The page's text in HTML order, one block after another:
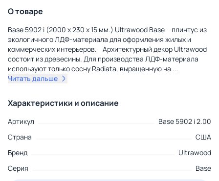
О товаре
Base 5902 i (2000 x 230 x 15 мм.) Ultrawood Base – плинтус из
экологичного ЛДФ-материала для оформления жилых и
коммерческих интерьеров. Архитектурный декор Ultrawood
состоит из древесины. Для производства ЛДФ-материала
используют только сосну Radiatа, выращенную на ...
Читать дальше
Характеристики и описание
Артикул
Base 5902 i 2.00
Страна
США
Бренд
Ultrawood
Серия
Base